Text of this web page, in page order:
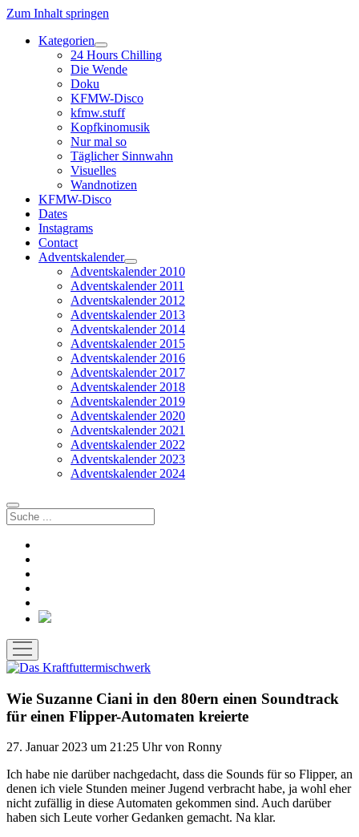
Zum Inhalt springen
Kategorien
Dropdown-
Menü
öffnen
24 Hours Chilling
Die Wende
Doku
KFMW-Disco
kfmw.stuff
Kopfkinomusik
Nur mal so
Täglicher Sinnwahn
Visuelles
Wandnotizen
KFMW-Disco
Dates
Instagrams
Contact
Adventskalender
Dropdown-
Menü
öffnen
Adventskalender 2010
Adventskalender 2011
Adventskalender 2012
Adventskalender 2013
Adventskalender 2014
Adventskalender 2015
Adventskalender 2016
Adventskalender 2017
Adventskalender 2018
Adventskalender 2019
Adventskalender 2020
Adventskalender 2021
Adventskalender 2022
Adventskalender 2023
Adventskalender 2024
Suchen
Bluesky
Menü
öffnen
Wie Suzanne Ciani in den 80ern einen Soundtrack
für einen Flipper-Automaten kreierte
27. Januar 2023 um 21:25 Uhrvon Ronny
Ich habe nie darüber nachgedacht, dass die Sounds für so Flipper, an
denen ich viele Stunden meiner Jugend verbracht habe, ja wohl eher
nicht zufällig in diese Automaten gekommen sind. Auch darüber
haben sich Leute vorher Gedanken gemacht. Na klar.